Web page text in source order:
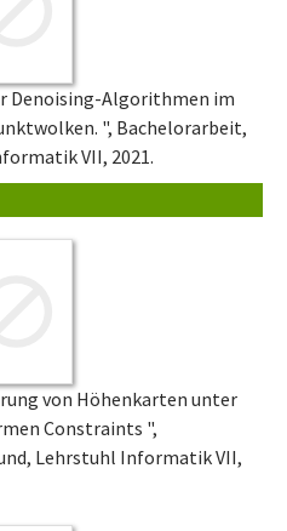
Denoising-Algorithmen im
", Bachelorarbeit,
VII, 2021.
von Höhenkarten unter
Constraints ",
Lehrstuhl Informatik VII,